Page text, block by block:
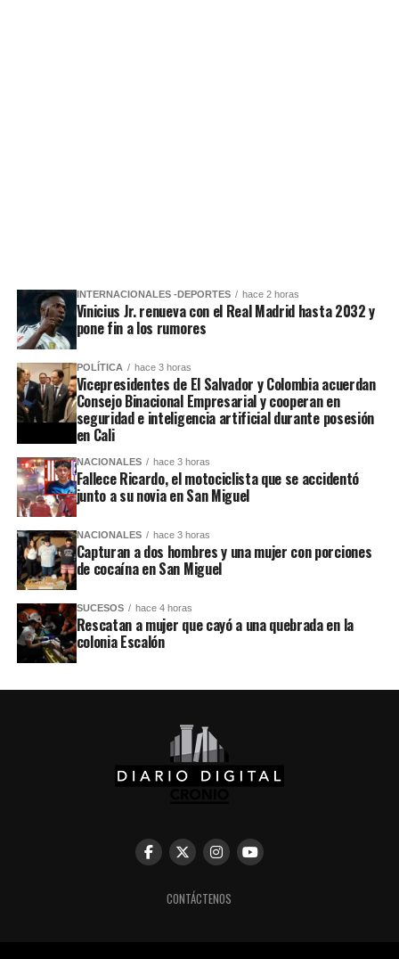
INTERNACIONALES -DEPORTES hace 2 horas
Vinicius Jr. renueva con el Real Madrid hasta 2032 y
pone fin a los rumores
POLÍTICA hace 3 horas
Vicepresidentes de El Salvador y Colombia acuerdan
Consejo Binacional Empresarial y cooperan en
seguridad e inteligencia artificial durante posesión
en Cali
NACIONALES hace 3 horas
Fallece Ricardo, el motociclista que se accidentó
junto a su novia en San Miguel
NACIONALES hace 3 horas
Capturan a dos hombres y una mujer con porciones
de cocaína en San Miguel
SUCESOS hace 4 horas
Rescatan a mujer que cayó a una quebrada en la
colonia Escalón
CONTÁCTENOS